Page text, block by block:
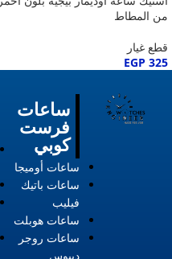
من المطاط
قطع غيار
EGP 325
ساعات
فرست
كوبي
ساعات أوميجا
ساعات باتيك
فيليب
ساعات هوبلت
ساعات روجر
ديبوس